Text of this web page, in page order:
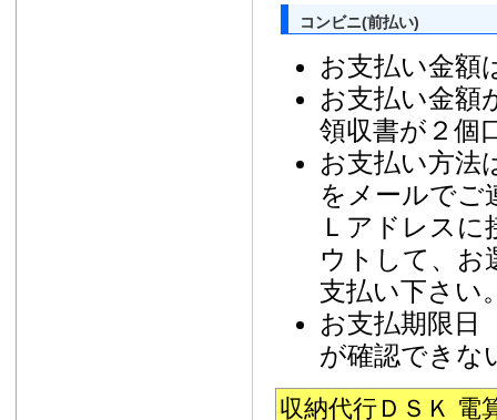
コンビニ(前払い)
お支払い金額
お支払い金額
領収書が２個
お支払い方法
をメールでご
Ｌアドレス
ウトして、お
支払い下さい
お支払期限日
が確認できな
収納代行ＤＳＫ 電